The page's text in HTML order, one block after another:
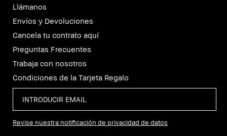
Llámanos
Envíos y Devoluciones
Cancela tu contrato aquí
Preguntas Frecuentes
Trabaja con nosotros
Condiciones de la Tarjeta Regalo
Revise nuestra notificación de privacidad de datos